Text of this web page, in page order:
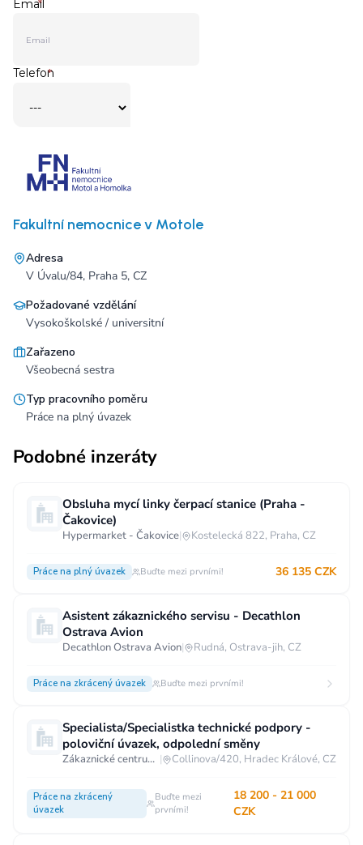
Fakultní nemocnice v Motole
Adresa
V Úvalu/84, Praha 5, CZ
Požadované vzdělání
Vysokoškolské / universitní
Zařazeno
Všeobecná sestra
Typ pracovního poměru
Práce na plný úvazek
Podobné inzeráty
Obsluha mycí linky čerpací stanice (Praha -
Čakovice)
Hypermarket - Čakovice| Kostelecká 822, Praha, CZ
Práce na plný úvazek Buďte mezi prvními! 36 135 CZK
Asistent zákaznického servisu - Decathlon
Ostrava Avion
Decathlon Ostrava Avion| Rudná, Ostrava-jih, CZ
Práce na zkrácený úvazek Buďte mezi prvními!
Specialista/Specialistka technické podpory -
poloviční úvazek, odpolední směny
Zákaznické centrum T-Mobile | Collinova/420, Hradec Králové, CZ
Práce na zkrácený
úvazek
Buďte mezi
prvními!
18 200 - 21 000
CZK